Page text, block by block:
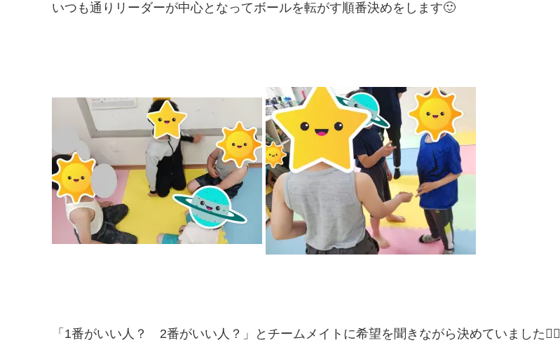
いつも通りリーダーが中心となってボールを転がす順番決めをします🙂
「1番がいい人？ 2番がいい人？」とチームメイトに希望を聞きながら決めていました🙆‍♀️